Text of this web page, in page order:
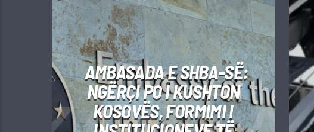
AMBASADA E SHBA-SË:
NGËRÇI PO I KUSHTON
KOSOVËS, FORMIMI I